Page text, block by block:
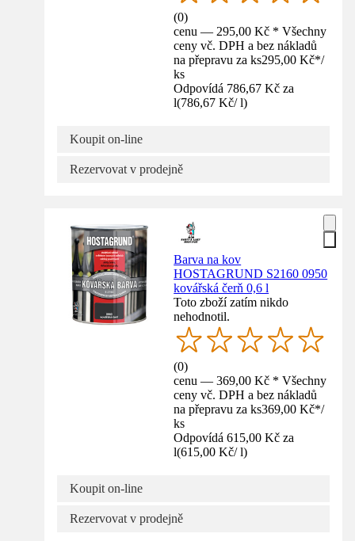
(0)
cenu — 295,00 Kč * Všechny
ceny vč. DPH a bez nákladů
na přepravu za ks295,00 Kč*/
ks
Odpovídá 786,67 Kč za
l(786,67 Kč/ l)
Koupit on-line
Rezervovat v prodejně
Barva na kov
HOSTAGRUND S2160 0950
kovářská čerň 0,6 l
Toto zboží zatím nikdo
nehodnotil.
(0)
cenu — 369,00 Kč * Všechny
ceny vč. DPH a bez nákladů
na přepravu za ks369,00 Kč*/
ks
Odpovídá 615,00 Kč za
l(615,00 Kč/ l)
Koupit on-line
Rezervovat v prodejně